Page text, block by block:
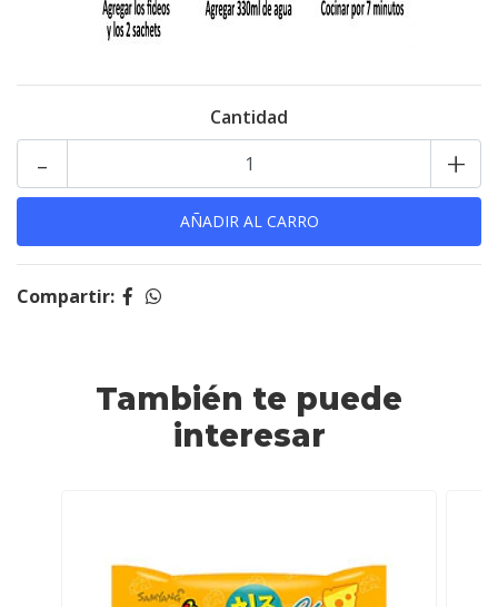
Cantidad
+
-
Compartir:
También te puede
interesar